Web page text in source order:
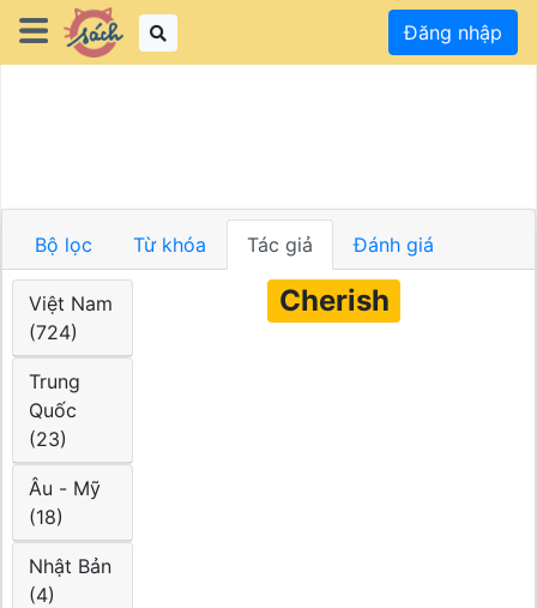
Đăng nhập
Bộ lọc Từ khóa Tác giả Đánh giá
Việt Nam
(724)
Trung
Quốc
(23)
Âu - Mỹ
(18)
Nhật Bản
(4)
Cherish